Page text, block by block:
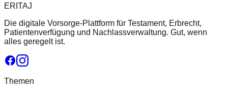
ERITAJ
Die digitale Vorsorge-Plattform für Testament, Erbrecht,
Patientenverfügung und Nachlassverwaltung. Gut, wenn
alles geregelt ist.
Themen